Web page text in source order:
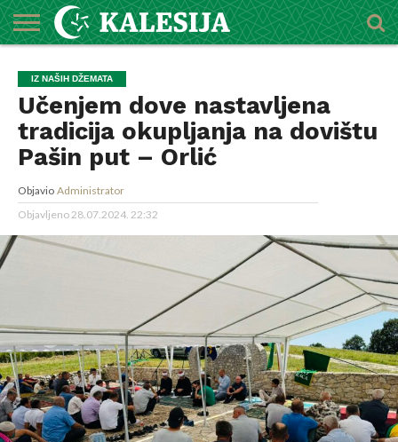
O
MEDŽLISU
DŽEMATI
IMAMI
MEKTEBSKI
CENTAR
VIJESTI
HUTBE
NAJAVE
KALENDAR
KONTAKT
IZ NAŠIH DŽEMATA
Učenjem dove nastavljena
tradicija okupljanja na dovištu
Pašin put – Orlić
Objavio Administrator
Objavljeno28.07.2024. 22:32